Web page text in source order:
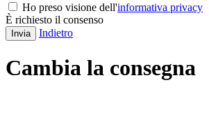
Ho preso visione dell'informativa privacy
È richiesto il consenso
Invia Indietro
Cambia la consegna